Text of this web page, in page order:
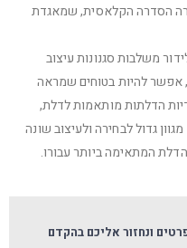
הסדרה הקלאסית, שמאגדת
משלבות סגנונות עיצוב
אפשר להיות בטוחים שמראה
הדלתות מותאמות לדלת,
גדול לבחירה ולעיצוב שונה
המתאימה ביותר עבורו.
ונחזור אליכם בהקדם